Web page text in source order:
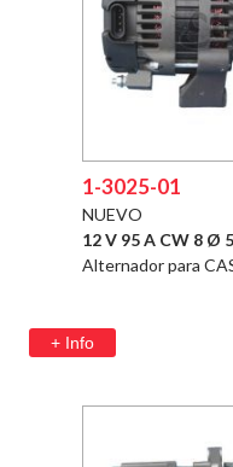
1-3025-01
NUEVO
12 V 95 A CW 8 Ø
Alternador para
+ Info